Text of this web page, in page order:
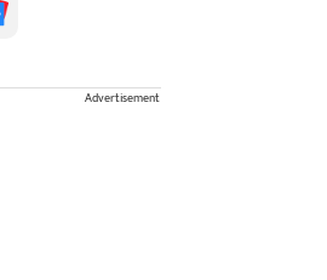
Advertisement